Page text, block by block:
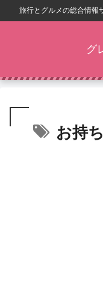
旅行とグルメの総合情報
グ
お持